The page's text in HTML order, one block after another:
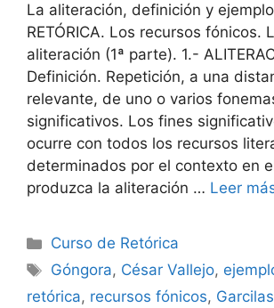
La aliteración, definición y
RETÓRICA. Los recursos fónicos.
aliteración (1ª parte). 1.-
Definición. Repetición, a una
relevante, de uno o varios
significativos. Los fines
ocurre con todos los recursos
determinados por el contexto en
produzca la aliteración … Leer
Categorías
Curso de Retórica
Etiquetas
Góngora, César Vallejo,
retórica, recursos fónicos,